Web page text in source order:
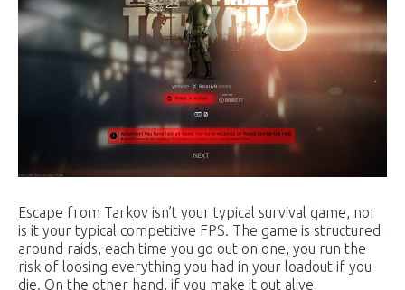
Escape from Tarkov isn’t your typical survival game, nor
is it your typical competitive FPS. The game is structured
around raids, each time you go out on one, you run the
risk of loosing everything you had in your loadout if you
die. On the other hand, if you make it out alive,